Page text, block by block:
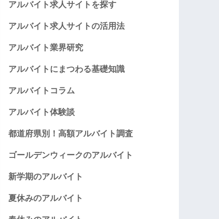
アルバイト求人サイトを探す
アルバイト求人サイトの活用法
アルバイト業界研究
アルバイトにまつわる基礎知識
アルバイトコラム
アルバイト体験談
都道府県別！高額アルバイト調査
ゴールデンウィークのアルバイト
新学期のアルバイト
夏休みのアルバイト